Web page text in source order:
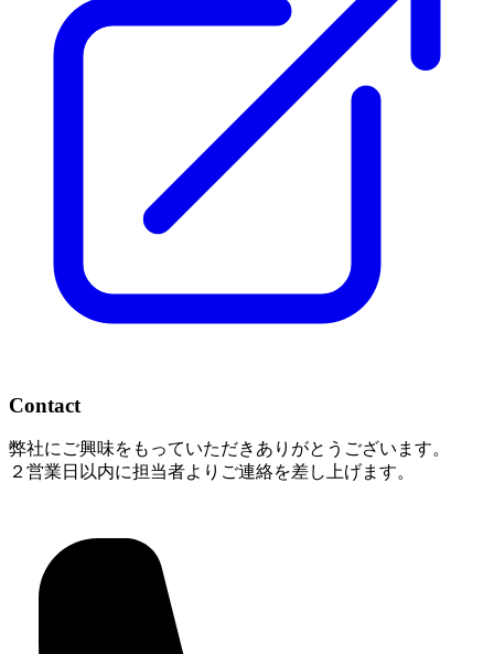
Contact
弊社にご興味をもっていただきありがとうございます。
２営業日以内に担当者よりご連絡を差し上げます。